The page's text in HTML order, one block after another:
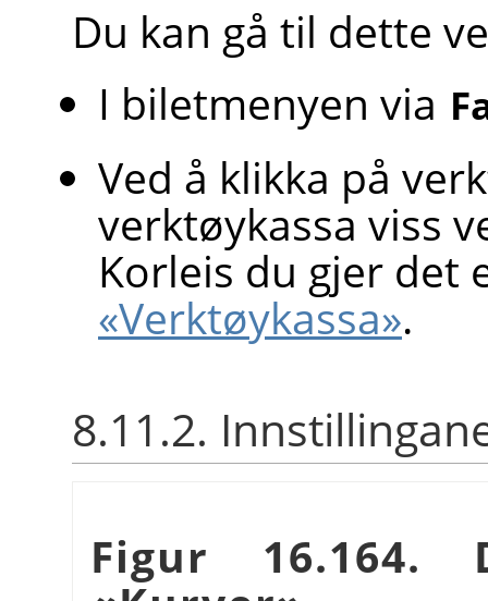
Du kan gå til dette
I biletmenyen via
Ved å klikka på
verktøykassa viss
Korleis du gjer
«Verktøykassa».
8.11.2.
Figur 16.164.